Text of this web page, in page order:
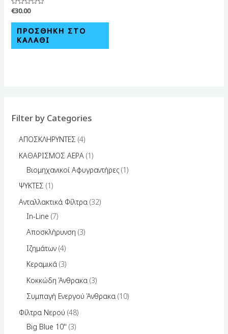
Filter by Categories
ΑΠΟΣΚΛΗΡΥΝΤΕΣ 4
ΚΑΘΑΡΙΣΜΟΣ ΑΕΡΑ 1
Βιομηχανικοί Αφυγραντήρες 1
ΨΥΚΤΕΣ 1
Ανταλλακτικά Φίλτρα 32
In-Line 7
Αποσκλήρυνση 3
Ιζημάτων 4
Κεραμικά 3
Κοκκώδη Άνθρακα 3
Συμπαγή Ενεργού Άνθρακα 10
Φίλτρα Νερού 48
Big Blue 10'' 3
Βαθμολογήθηκε
0
από
€30.00
ΠΡΟΣΘΉΚΗ ΣΤΟ
ΚΑΛΆΘΙ